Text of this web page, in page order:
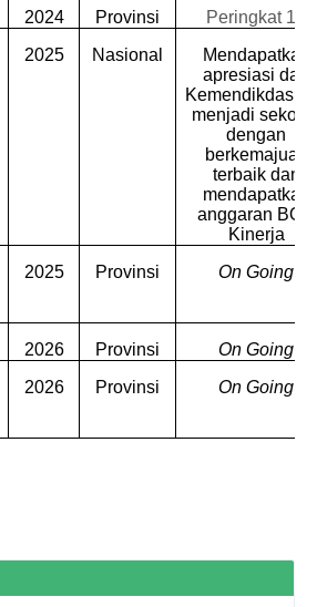
2024 Provinsi
Peringkat 10
2025 Nasional
Mendapatkan
apresiasi dari
menjadi
dengan
berkemajuan
terbaik dan
mendapatkan
anggaran BOS
Kinerja
2025 Provinsi On Going
2026 Provinsi
On Going
2026 Provinsi On Going